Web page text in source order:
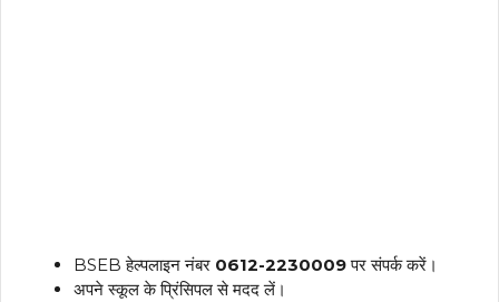
BSEB हेल्पलाइन नंबर 0612-2230009पर संपर्क करें।
अपने स्कूल के प्रिंसिपल से मदद लें।